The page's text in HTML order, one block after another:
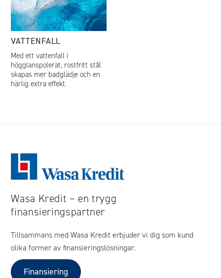
VATTENFALL
Med ett vattenfall i
högglanspolerat, rostfritt stål
skapas mer badglädje och en
härlig extra effekt.
Wasa Kredit – en trygg
finansieringspartner
Tillsammans med Wasa Kredit erbjuder vi dig som kund
olika former av finansieringslösningar.
Finansiering